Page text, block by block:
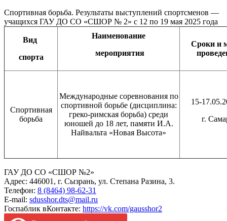
Спортивная борьба. Результаты выступлений спортсменов —
учащихся ГАУ ДО СО «СШОР № 2» с 12 по 19 мая 2025 года
Вид
спорта
Наименование
мероприятия
Сроки и
Спортивная
борьба
Международные соревнования по
спортивной борьбе (дисциплина:
греко-римская борьба) среди
юношей до 18 лет, памяти И.А.
Найвальта «Новая Высота»
15-
г.
ГАУ ДО СО «СШОР №2»
Адрес: 446001, г. Сызрань, ул. Степана Разина, 3.
Телефон: 8 (8464) 98-62-31
E-mail: sdusshor.dts@mail.ru
Госпаблик вКонтакте: https://vk.com/gausshor2